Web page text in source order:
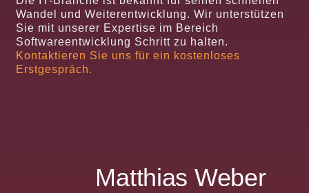
Wandel und Weiterentwicklung. Wir unterstützen
Sie mit unserer Expertise im Bereich
Softwareentwicklung Schritt zu halten.
Kontaktieren Sie uns für ein kostenloses
Erstgespräch.
Matthias Weber